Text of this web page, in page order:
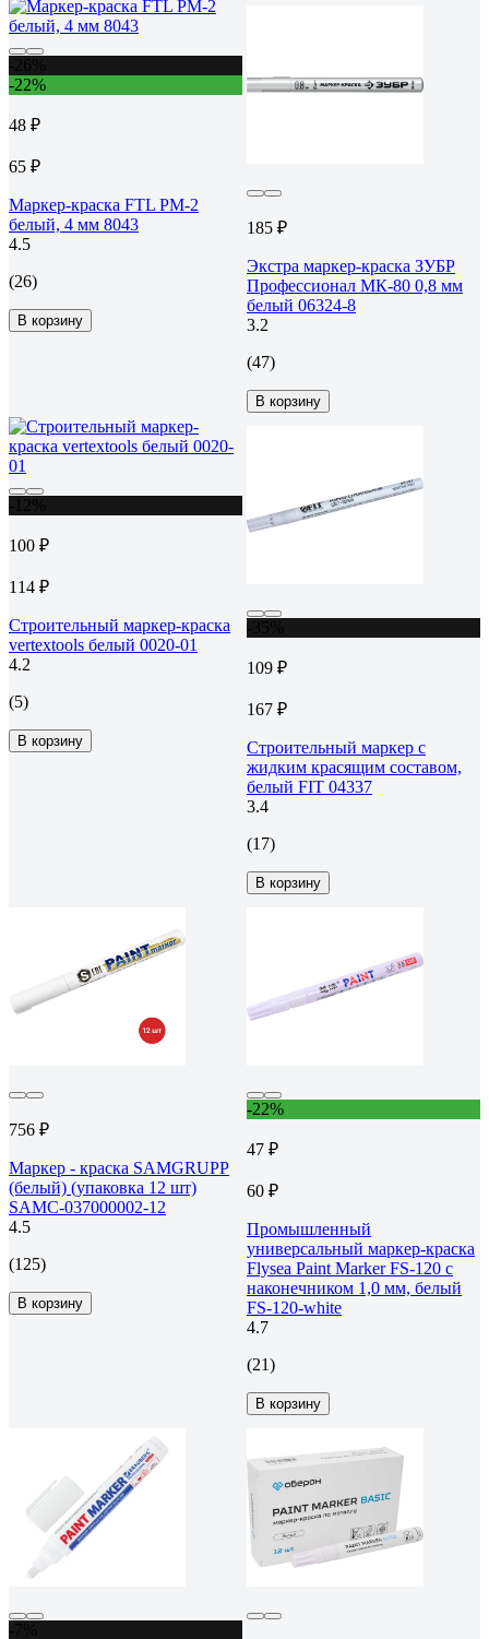
-22%
48 ₽
65 ₽
Маркер-краска FTL PM-2
белый, 4 мм 8043
4.5
(26)
В корзину
185 ₽
Экстра маркер-краска ЗУБР
Профессионал МК-80 0,8 мм
белый 06324-8
3.2
(47)
В корзину
100 ₽
114 ₽
Строительный маркер-краска
vertextools белый 0020-01
4.2
(5)
В корзину
109 ₽
167 ₽
Строительный маркер с
жидким красящим составом,
белый FIT 04337
3.4
(17)
В корзину
756 ₽
Маркер - краска SAMGRUPP
(белый) (упаковка 12 шт)
SAMC-037000002-12
4.5
(125)
В корзину
-22%
47 ₽
60 ₽
Промышленный
универсальный маркер-краска
Flysea Paint Marker FS-120 с
наконечником 1,0 мм, белый
FS-120-white
4.7
(21)
В корзину